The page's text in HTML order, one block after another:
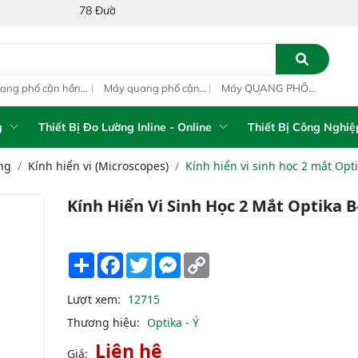
78 Đường Số 1A, Khu Phố 4, Phường Bình Tân, Thành phố Hồ
phổ cận hồng
Máy quang phổ cận
NIR Analyzer
Máy QUANG PHỔ
Vista-R
Thiết Bị Đo Lường Inline - Online Thiết Bị Công
Kính hiển vi (Microscopes) Kính hiển vi sinh học 2 mắt
Kính Hiển Vi Sinh Học 2 Mắt Optika
Share Facebook
TwitterMessenger
Lượt xem: 12715
Thương hiệu: Optika - Ý
Giá: Liên hệ